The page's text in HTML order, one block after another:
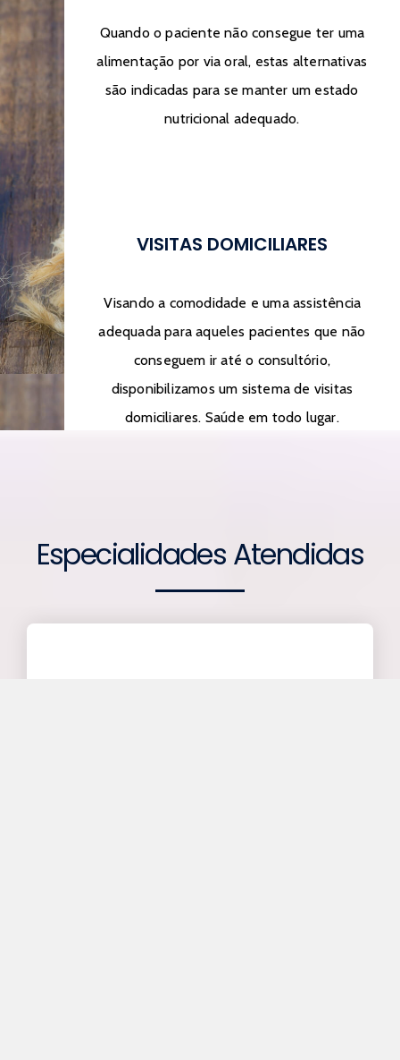
Quando o paciente não consegue ter uma
alimentação por via oral, estas alternativas
são indicadas para se manter um estado
nutricional adequado.
VISITAS DOMICILIARES
Visando a comodidade e uma assistência
adequada para aqueles pacientes que não
conseguem ir até o consultório,
disponibilizamos um sistema de visitas
domiciliares. Saúde em todo lugar.
Especialidades Atendidas